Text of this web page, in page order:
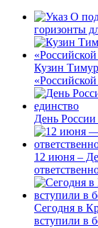
горизонты
Кузин
День
12 июня –
Сегодня в
вступили в